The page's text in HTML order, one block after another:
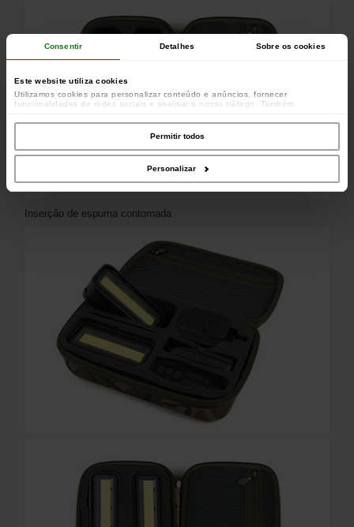
Consentir Detalhes Sobre os cookies
Este website utiliza cookies
Utilizamos cookies para personalizar conteúdo e anúncios, fornecer
funcionalidades de redes sociais e analisar o nosso tráfego. Também
parceiros de redes sociais, de publicidade e de análise, que as podem combinar
com outras informações que lhes forneceu ou recolhidas por estes a partir da
sua utilização dos respetivos serviços.
Permitir todos
Personalizar
Inserção de espuma contornada